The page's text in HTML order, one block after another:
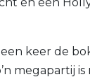
keer de
megapartij